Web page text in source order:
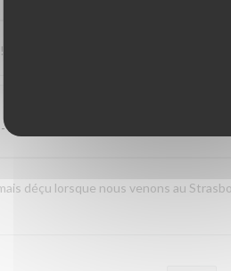
régal et service au top.
Couverts 2
déçu lorsque nous venons au